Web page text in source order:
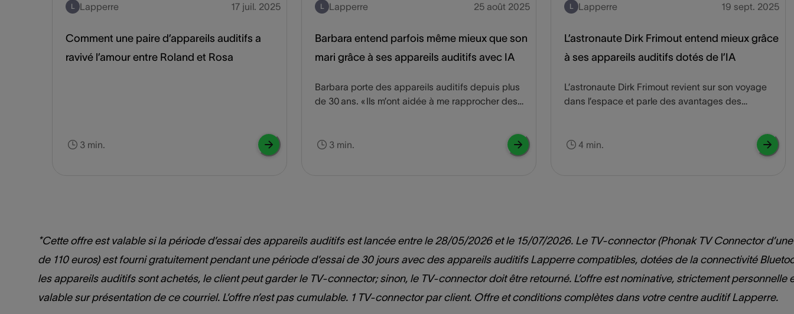
L Lapperre 17 juil. 2025
Comment une paire d’appareils auditifs a
ravivé l’amour entre Roland et Rosa
3 min.
L Lapperre 25 août 2025
Barbara entend parfois même mieux que son
mari grâce à ses appareils auditifs avec IA
Barbara porte des appareils auditifs depuis plus
de 30 ans. « Ils m’ont aidée à me rapprocher des
de Barbara améliorent sa qualité de vie, jour après
3 min.
L Lapperre 19 sept. 2025
L’astronaute Dirk Frimout entend mieux grâce
à ses appareils auditifs dotés de l’IA
L’astronaute Dirk Frimout revient sur son voyage
dans l’espace et parle des avantages des
4 min.
*Cette offre est valable si la période d’essai des appareils auditifs est lancée entre le 28/05/2026 et le 15/07/2026. Le TV-connector (Phonak TV Connector
de 110 euros) est fourni gratuitement pendant une période d’essai de 30 jours avec des appareils auditifs Lapperre compatibles, dotées de la connectivité
les appareils auditifs sont achetés, le client peut garder le TV-connector; sinon, le TV-connector doit être retourné. L’offre est nominative, strictement personnelle
valable sur présentation de ce courriel. L’offre n’est pas cumulable. 1 TV-connector par client. Offre et conditions complètes dans votre centre auditif Lapperre.